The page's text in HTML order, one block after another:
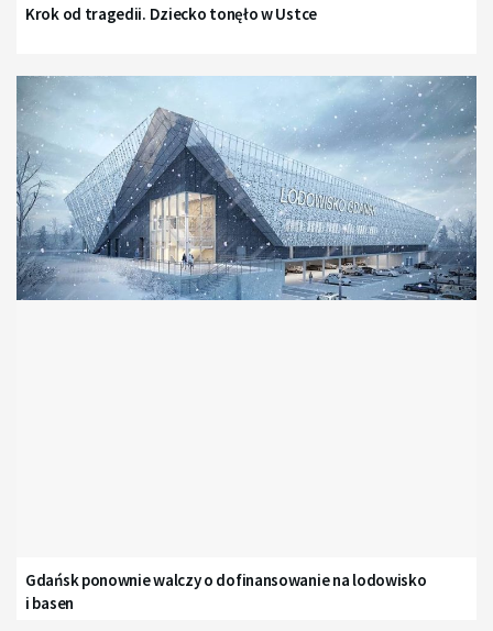
Krok od tragedii. Dziecko tonęło w Ustce
Gdańsk ponownie walczy o dofinansowanie na lodowisko
i basen